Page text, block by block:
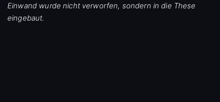
Einwand wurde nicht verworfen, sondern in die These
eingebaut.